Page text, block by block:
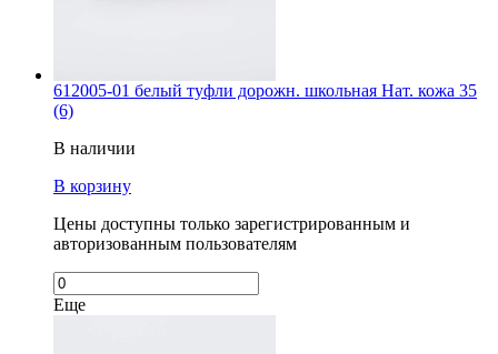
612005-01 белый туфли дорожн. школьная Нат. кожа 35
(6)
В наличии
В корзину
Цены доступны только зарегистрированным и
авторизованным пользователям
Еще